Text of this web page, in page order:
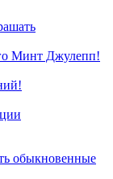
Минт Джулепп!
обыкновенные